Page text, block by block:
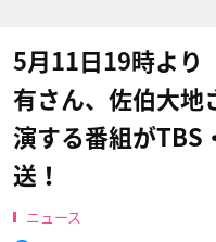
5月11日19時より
有さん、佐伯大地
演する番組がTBS
送！
ニュース